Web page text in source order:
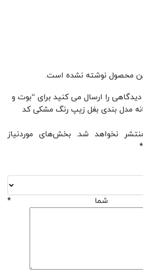
محصول نوشته نشده است.
را ارسال می کنید برای “بوت و
مدل بندی بغل زیپ رنگ مشکی کد
نخواهد شد. بخش‌های موردنیاز
*
شما *